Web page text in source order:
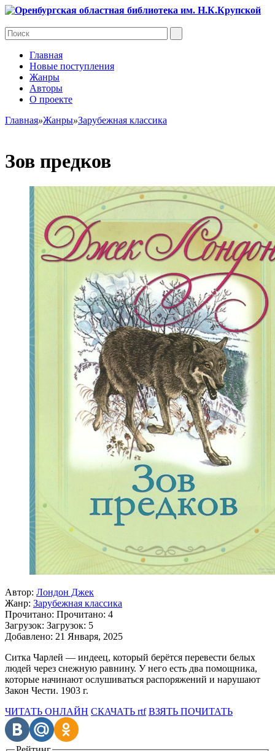
Главная
Новые поступления
Жанры
Авторы
О проекте
Главная»Жанры»Зарубежная классика
Зов предков
Автор: Лондон Джек
Жанр: Зарубежная классика
Прочитано: Прочитано: 4
Загрузок: Загрузок: 5
Добавлено: 21 Января, 2025
Ситка Чарлей — индеец, который берётся перевести белых
людей через снежную равнину. У него есть два помощника,
которые начинают ослушиваться распоряжений и нарушают
Закон Чести. 1903 г.
ЧИТАТЬ ОНЛАЙН СКАЧАТЬ rtf ВЗЯТЬ ПОЧИТАТЬ